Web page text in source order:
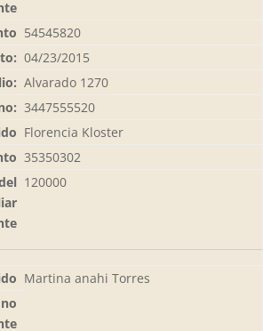
54545820
04/23/2015
Alvarado 1270
3447555520
Florencia Kloster
35350302
120000
Martina anahi Torres